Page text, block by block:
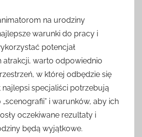
na urodziny
warunki do pracy i
potencjał
atrakcji, warto odpowiednio
w której odbędzie się
najlepsi specjaliści potrzebują
i warunków, aby ich
oczekiwane rezultaty i
będą wyjątkowe.